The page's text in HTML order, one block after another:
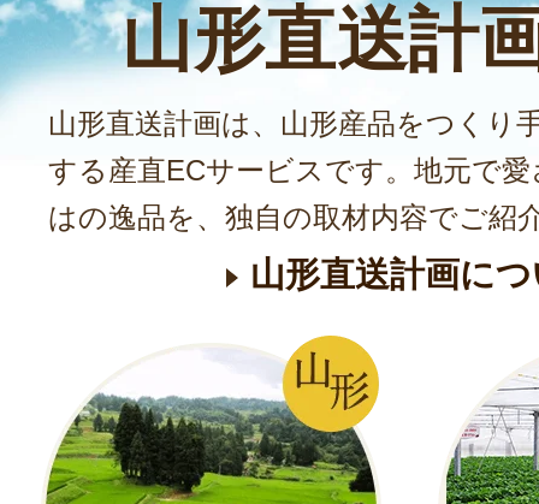
山形直送計
山形直送計画は、山形産品をつくり
する産直ECサービスです。地元で
はの逸品を、独自の取材内容でご紹
山形直送計画に